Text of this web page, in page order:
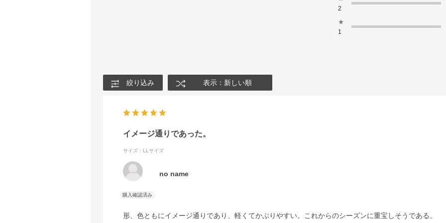
2
★
1
絞り込み 表示：新しい順
イメージ通りであった。
サイズ：LLサイズ
no name
形、色ともにイメージ通りであり、軽くてかぶりやすい。これからのシーズンに重宝しそうである。